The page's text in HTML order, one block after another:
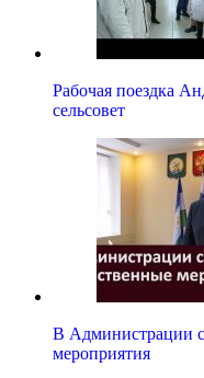
Рабочая поездка
сельсовет
В Администрации
мероприятия